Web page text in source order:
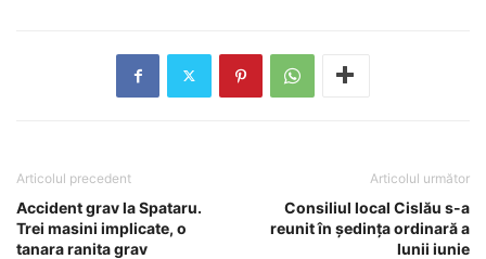
Articolul precedent
Accident grav la Spataru.
Trei masini implicate, o
tanara ranita grav
Articolul următor
Consiliul local Cislău s-a
reunit în ședința ordinară a
lunii iunie